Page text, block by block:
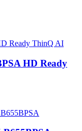
HD Ready